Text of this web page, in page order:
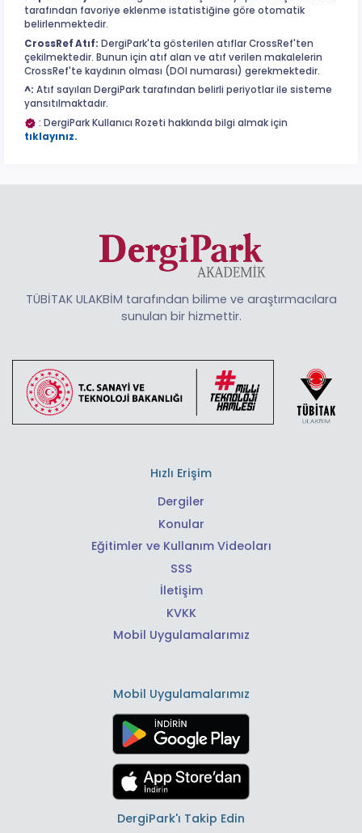
tarafından favoriye eklenme istatistiğine göre otomatik
belirlenmektedir.
CrossRef Atıf: DergiPark'ta gösterilen atıflar CrossRef'ten
çekilmektedir. Bunun için atıf alan ve atıf verilen makalelerin
CrossRef'te kaydının olması (DOI numarası) gerekmektedir.
^: Atıf sayıları DergiPark tarafından belirli periyotlar ile sisteme
yansıtılmaktadır.
: DergiPark Kullanıcı Rozeti hakkında bilgi almak için
tıklayınız.
TÜBİTAK ULAKBİM tarafından bilime ve araştırmacılara
sunulan bir hizmettir.
Hızlı Erişim
Dergiler
Konular
Eğitimler ve Kullanım Videoları
SSS
İletişim
KVKK
Mobil Uygulamalarımız
Mobil Uygulamalarımız
DergiPark'ı Takip Edin